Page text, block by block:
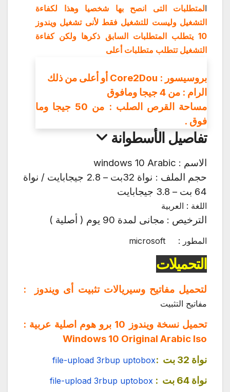
المتطلبات التى انصح بها شخصيا وهذا لكفاءة
التشغيل وليست للتشغيل فقط لأنى تشغيل ويندوز
10 يتطلب المتطلبات السابق ذكرها ولكن كفاءة
التشغيل تتطلب متطلبات أعلى
بروسيسور : Core2Dou أو أعلى من ذلك
الرام : من 4 جيجا ومافوق
مساحة القرص الصلب : من 50 جيجا وما
فوق .
تفاصيل الأسطوانة
الاسم : windows 10 Arabic
حجم الملف : نواة 32بت – 2.8 جيجابايت / نواة
64 بت – 3.8 جيجابايت
اللغة : العربية
الترخيص : مجانى لمدة 90 يوم ( أصلية )
المطور : microsoft
التحميلات
لتحميل مفاتيح وسيريالات تثبيت أى ويندوز :
مفاتيح التثبيت
تحميل نسخة ويندوز 10 برو هوم اصلية عربية :
Windows 10 Original Arabic Iso
نواة 32 بت :
file-upload 3rbup uptobox
نواة 64 بت : file-upload 3rbup uptobox